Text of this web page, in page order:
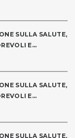
SULLA SALUTE,
E...
SULLA SALUTE,
E...
SULLA SALUTE,